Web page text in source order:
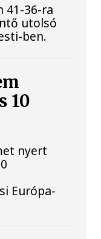
41-36-ra
utolsó
ben.
10
nyert
Európa-